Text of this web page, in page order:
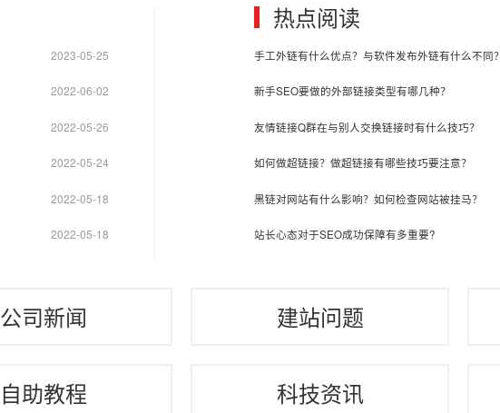
2023-05-25
2022-06-02
2022-05-26
2022-05-24
2022-05-18
2022-05-18
热点阅读
手工外链有什么优点？与软件发布外链有什么不同？
新手SEO要做的外部链接类型有哪几种？
友情链接Q群在与别人交换链接时有什么技巧？
如何做超链接？做超链接有哪些技巧要注意？
黑链对网站有什么影响？如何检查网站被挂马？
站长心态对于SEO成功保障有多重要?
公司新闻 建站问题
自助教程 科技资讯